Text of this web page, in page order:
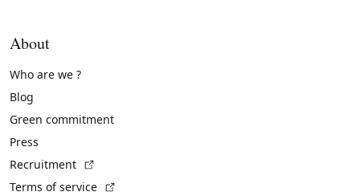
About
Who are we ?
Blog
Green commitment
Press
Recruitment
Terms of service